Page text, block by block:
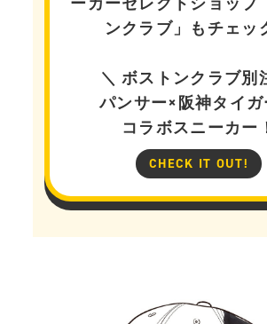
ンクラブ」もチェッ
＼ ボストンクラブ別
パンサー×阪神タイガ
コラボスニーカー
CHECK IT OUT!